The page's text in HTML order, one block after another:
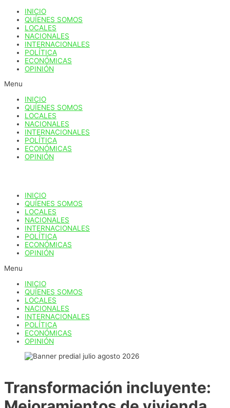
contenido
INICIO
QUÍENES SOMOS
LOCALES
NACIONALES
INTERNACIONALES
POLÍTICA
ECONÓMICAS
OPINIÓN
Menu
INICIO
QUÍENES SOMOS
LOCALES
NACIONALES
INTERNACIONALES
POLÍTICA
ECONÓMICAS
OPINIÓN
INICIO
QUÍENES SOMOS
LOCALES
NACIONALES
INTERNACIONALES
POLÍTICA
ECONÓMICAS
OPINIÓN
Menu
INICIO
QUÍENES SOMOS
LOCALES
NACIONALES
INTERNACIONALES
POLÍTICA
ECONÓMICAS
OPINIÓN
Transformación incluyente: